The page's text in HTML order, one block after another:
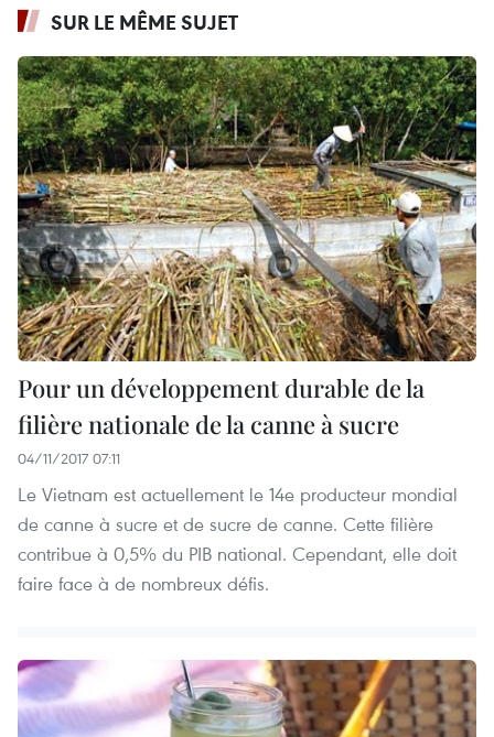
SUR LE MÊME SUJET
Pour un développement durable de la
filière nationale de la canne à sucre
04/11/2017 07:11
Le Vietnam est actuellement le 14e producteur mondial
de canne à sucre et de sucre de canne. Cette filière
contribue à 0,5% du PIB national. Cependant, elle doit
faire face à de nombreux défis.